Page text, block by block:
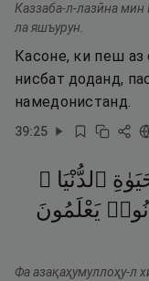
Каззаба-л-лазӣна
ла яшъурун.
Касоне, ки пеш аз
нисбат доданд,
намедонистанд.
39:25
ٱلدُّنْيَا ۖ
يَعْلَمُونَ
Фа азақаҳумуллоҳу-л